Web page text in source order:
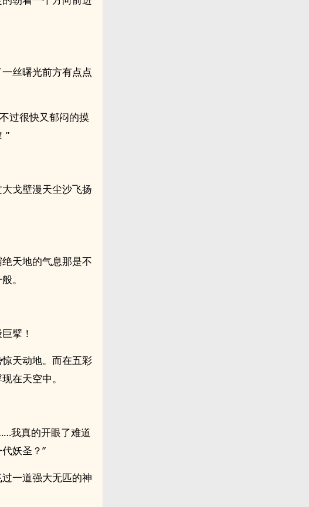
丝曙光前方有点点
过很快又郁闷的摸
”
戈壁漫天尘沙飞扬
天地的气息那是不
。
擘！
天动地。而在五彩
在天空中。
我真的开眼了难道
妖圣？”
一道强大无匹的神